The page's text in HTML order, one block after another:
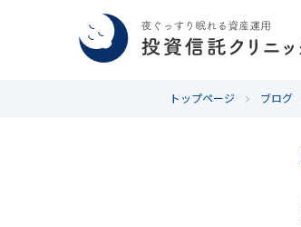
トップページ ブログ